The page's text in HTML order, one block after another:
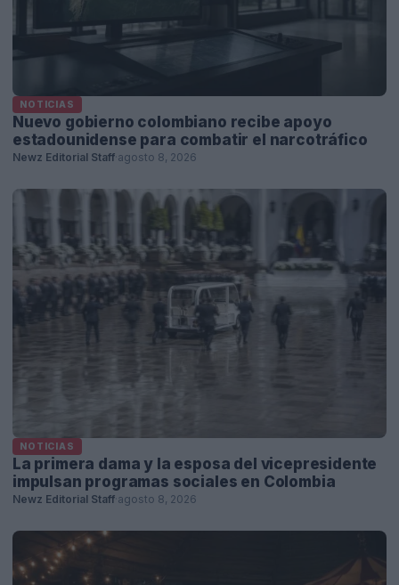
NOTICIAS
Nuevo gobierno colombiano recibe apoyo
estadounidense para combatir el narcotráfico
Newz Editorial Staff agosto 8, 2026
NOTICIAS
La primera dama y la esposa del vicepresidente
impulsan programas sociales en Colombia
Newz Editorial Staff agosto 8, 2026